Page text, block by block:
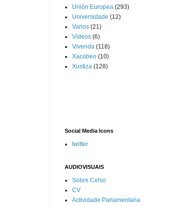
Unión Europea (293)
Universidade (12)
Varios (21)
Vídeos (6)
Vivenda (118)
Xacobeo (10)
Xustiza (128)
Social Media Icons
twitter
AUDIOVISUAIS
Sobre Celso
CV
Actividade Parlamentaria